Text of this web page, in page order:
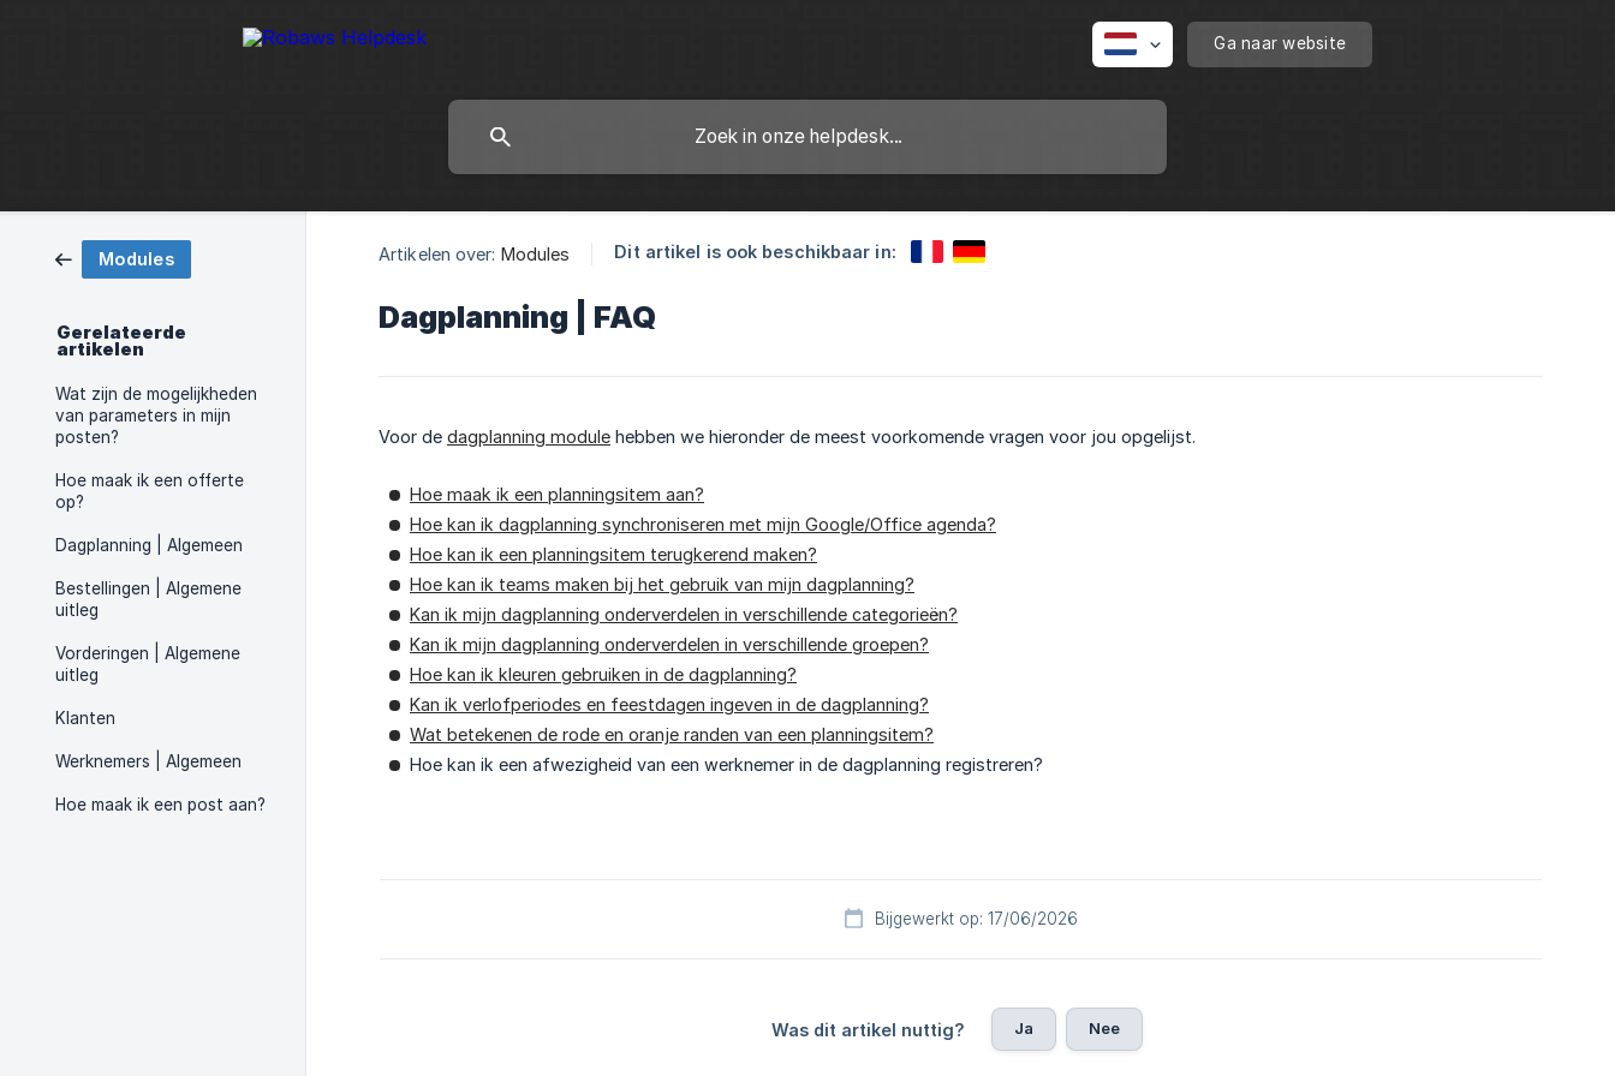
Ga naar website
Modules
Gerelateerde
artikelen
Wat zijn de mogelijkheden
van parameters in mijn
posten?
Hoe maak ik een offerte
op?
Dagplanning | Algemeen
Bestellingen | Algemene
uitleg
Vorderingen | Algemene
uitleg
Klanten
Werknemers | Algemeen
Hoe maak ik een post aan?
Artikelen over: Modules Dit artikel is ook beschikbaar in:
Dagplanning | FAQ
Voor de dagplanning module hebben we hieronder de meest voorkomende vragen voor jou opgelijst.
Hoe maak ik een planningsitem aan?
Hoe kan ik dagplanning synchroniseren met mijn Google/Office agenda?
Hoe kan ik een planningsitem terugkerend maken?
Hoe kan ik teams maken bij het gebruik van mijn dagplanning?
Kan ik mijn dagplanning onderverdelen in verschillende categorieën?
Kan ik mijn dagplanning onderverdelen in verschillende groepen?
Hoe kan ik kleuren gebruiken in de dagplanning?
Kan ik verlofperiodes en feestdagen ingeven in de dagplanning?
Wat betekenen de rode en oranje randen van een planningsitem?
Hoe kan ik een afwezigheid van een werknemer in de dagplanning registreren?
Bijgewerkt op: 17/06/2026
Was dit artikel nuttig? Ja Nee